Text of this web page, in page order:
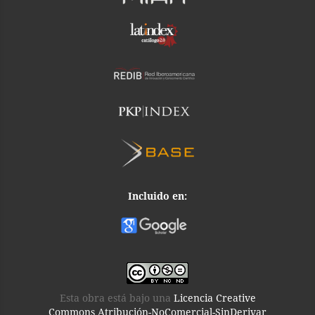
Incluido en:
Esta obra está bajo una Licencia Creative
Commons Atribución-NoComercial-SinDerivar